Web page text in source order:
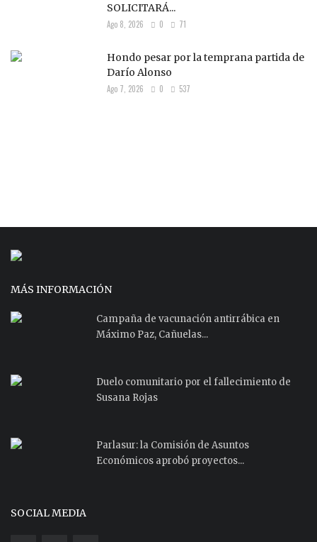
SOLICITARÁ...
Ago 8, 2026 0 71
Hondo pesar por la temprana partida de
Darío Alonso
Ago 7, 2026 0 537
MÁS INFORMACIÓN
Campaña de vacunación antirrábica en
Máximo Paz, Cañuelas...
Duelo comunitario por el fallecimiento de
Susana Rojas
Parlasur: la Comisión de Asuntos
Económicos aprobó proyectos...
SOCIAL MEDIA